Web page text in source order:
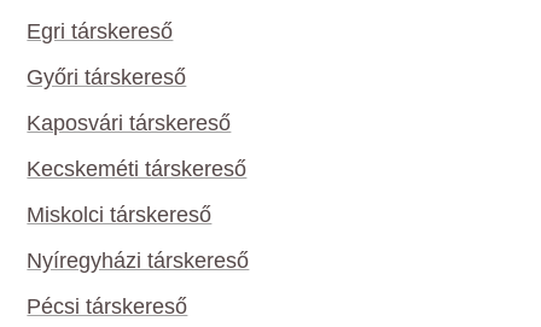
Egri társkereső
Győri társkereső
Kaposvári társkereső
Kecskeméti társkereső
Miskolci társkereső
Nyíregyházi társkereső
Pécsi társkereső